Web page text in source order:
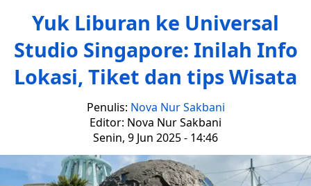
Yuk Liburan ke Universal
Studio Singapore: Inilah Info
Lokasi, Tiket dan tips Wisata
Penulis: Nova Nur Sakbani
Editor: Nova Nur Sakbani
Senin, 9 Jun 2025 - 14:46